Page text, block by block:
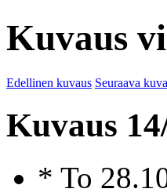
Kuvaus
Edellinen kuvaus Seuraava
Kuvaus
* To